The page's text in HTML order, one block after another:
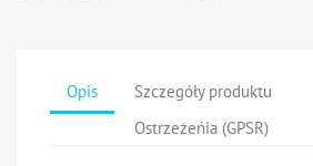
Opis
Szczegóły produktu
Ostrzeżeńia (GPSR)